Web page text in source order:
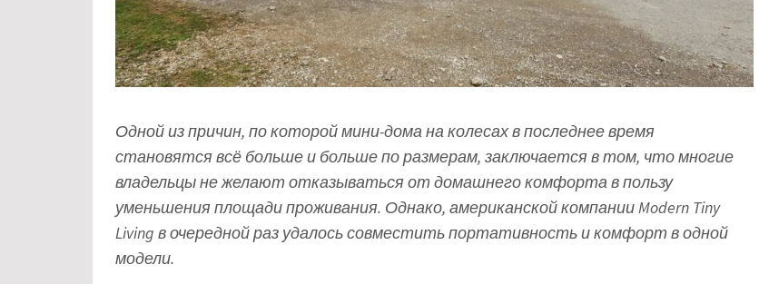
Одной из причин, по которой мини-дома на колесах в последнее время
становятся всё больше и больше по размерам, заключается в том, что многие
владельцы не желают отказываться от домашнего комфорта в пользу
уменьшения площади проживания. Однако, американской компании Modern Tiny
Living в очередной раз удалось совместить портативность и комфорт в одной
модели.